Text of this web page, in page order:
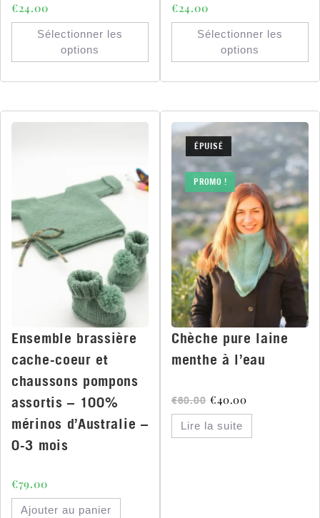
€24.00
Sélectionner les
options
€24.00
Sélectionner les
options
Ensemble brassière
cache-coeur et
chaussons pompons
assortis – 100%
mérinos d’Australie –
0-3 mois
€79.00
Ajouter au panier
ÉPUISÉ
PROMO !
Chèche pure laine
menthe à l’eau
€60.00 €40.00
Lire la suite